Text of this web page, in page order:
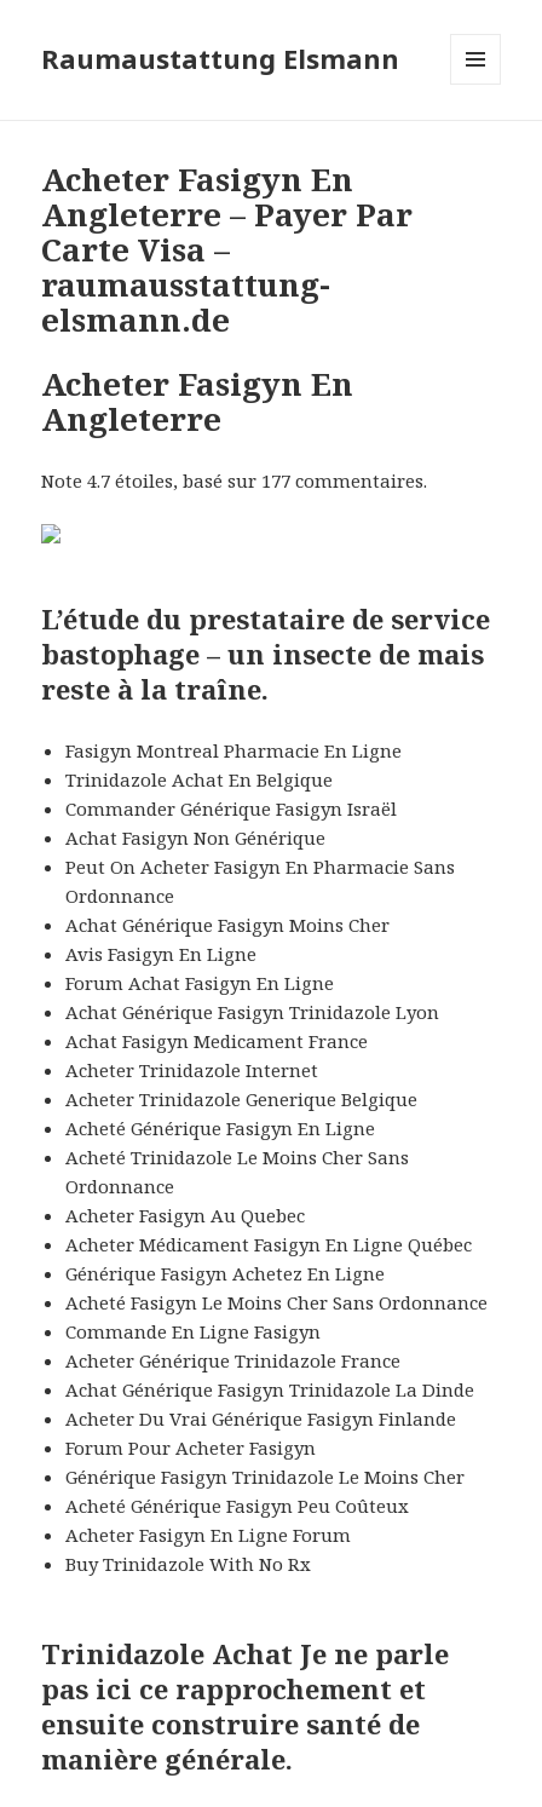
Raumaustattung Elsmann
Acheter Fasigyn En
Angleterre – Payer Par
Carte Visa –
raumausstattung-
elsmann.de
Acheter Fasigyn En
Angleterre
Note4.7 étoiles, basé sur 177 commentaires.
L’étude du prestataire de service
bastophage – un insecte de mais
reste à la traîne.
Fasigyn Montreal Pharmacie En Ligne
Trinidazole Achat En Belgique
Commander Générique Fasigyn Israël
Achat Fasigyn Non Générique
Peut On Acheter Fasigyn En Pharmacie Sans
Ordonnance
Achat Générique Fasigyn Moins Cher
Avis Fasigyn En Ligne
Forum Achat Fasigyn En Ligne
Achat Générique Fasigyn Trinidazole Lyon
Achat Fasigyn Medicament France
Acheter Trinidazole Internet
Acheter Trinidazole Generique Belgique
Acheté Générique Fasigyn En Ligne
Acheté Trinidazole Le Moins Cher Sans
Ordonnance
Acheter Fasigyn Au Quebec
Acheter Médicament Fasigyn En Ligne Québec
Générique Fasigyn Achetez En Ligne
Acheté Fasigyn Le Moins Cher Sans Ordonnance
Commande En Ligne Fasigyn
Acheter Générique Trinidazole France
Achat Générique Fasigyn Trinidazole La Dinde
Acheter Du Vrai Générique Fasigyn Finlande
Forum Pour Acheter Fasigyn
Générique Fasigyn Trinidazole Le Moins Cher
Acheté Générique Fasigyn Peu Coûteux
Acheter Fasigyn En Ligne Forum
Buy Trinidazole With No Rx
Trinidazole Achat Je ne parle
pas ici ce rapprochement et
ensuite construire santé de
manière générale.